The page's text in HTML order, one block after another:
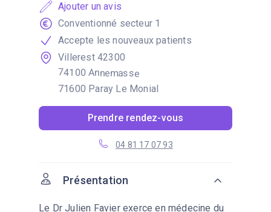
Ajouter un avis
Conventionné secteur 1
Accepte les nouveaux patients
Villerest 42300
74100 Annemasse
71600 Paray Le Monial
04 81 17 07 93
Prendre rendez-vous
Présentation
Le Dr Julien Favier exerce en médecine du